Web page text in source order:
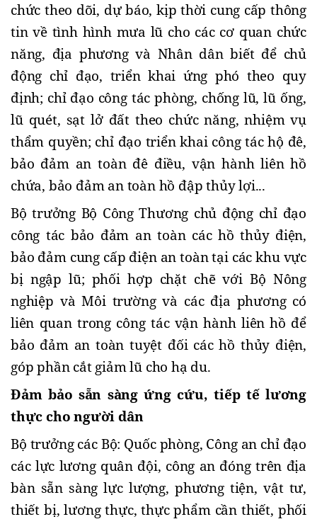
chức theo dõi, dự báo, kịp thời cung cấp thông
tin về tình hình mưa lũ cho các cơ quan chức
năng, địa phương và Nhân dân biết để chủ
động chỉ đạo, triển khai ứng phó theo quy
định; chỉ đạo công tác phòng, chống lũ, lũ ống,
lũ quét, sạt lở đất theo chức năng, nhiệm vụ
thẩm quyền; chỉ đạo triển khai công tác hộ đê,
bảo đảm an toàn đê điều, vận hành liên hồ
chứa, bảo đảm an toàn hồ đập thủy lợi...
Bộ trưởng Bộ Công Thương chủ động chỉ đạo
công tác bảo đảm an toàn các hồ thủy điện,
bảo đảm cung cấp điện an toàn tại các khu vực
bị ngập lũ; phối hợp chặt chẽ với Bộ Nông
nghiệp và Môi trường và các địa phương có
liên quan trong công tác vận hành liên hồ để
bảo đảm an toàn tuyệt đối các hồ thủy điện,
góp phần cắt giảm lũ cho hạ du.
Đảm bảo sẵn sàng ứng cứu, tiếp tế lương
thực cho người dân
Bộ trưởng các Bộ: Quốc phòng, Công an chỉ đạo
các lực lương quân đội, công an đóng trên địa
bàn sẵn sàng lực lượng, phương tiện, vật tư,
thiết bị, lương thực, thực phẩm cần thiết, phối